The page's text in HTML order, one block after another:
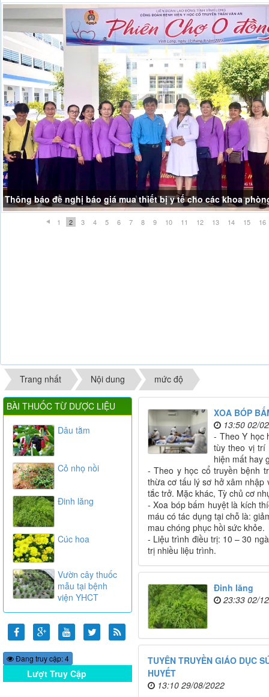
Thông báo đề nghị báo giá mua thiết bị y tế cho các khoa
1 2 3 4 5 6 7 8 9 10 11 12 13 14 15 16
Trang nhất Nội dung mức độ
XOA BÓP
13:50 02/
- Theo Y học
tùy theo vị trí
hiện mất hay
- Theo y học cổ truyền bệnh
thừa cơ tấu lý sơ hở xâm nhập
tắc trở. Mặc khác, Tỳ chủ cơ
- Xoa bóp bấm huyệt là kích
máu có tác dụng tại chỗ là:
mau chóng phục hồi sức khỏe.
- Liệu trình điều trị: 10 – 30
trị nhiều liệu trình.
Đinh lăng
23:33 02/
TUYÊN TRUYỀN GIÁO DỤC
HUYẾT
13:10 29/08/2022
BÀI THUỐC TỪ DƯỢC LIỆU
Dâu tằm
Cỏ nhọ nồi
Đinh lăng
Cúc hoa
Vườn cây thuốc
mẫu tại bệnh
viện YHCT
Đang truy cập: 4
Lượt Truy Cập
Online